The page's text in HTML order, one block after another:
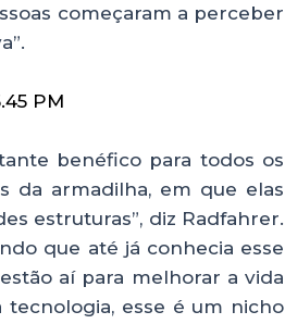
começaram a perceber
benéfico para todos os
da armadilha, em que elas
estruturas”, diz Radfahrer.
que até já conhecia esse
aí para melhorar a vida
esse é um nicho